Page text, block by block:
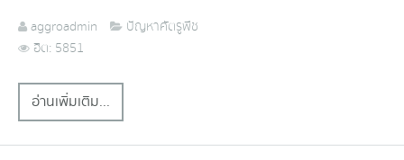
aggroadmin
ปัญหาศัตรูพืช
ฮิต: 5851
อ่านเพิ่มเติม...